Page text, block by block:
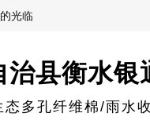
光临
县衡水银
态多孔纤维棉/雨水